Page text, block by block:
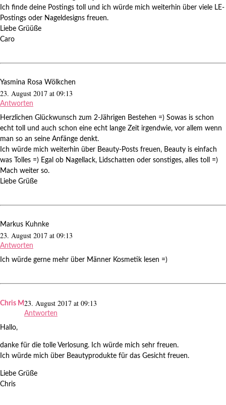
Ich finde deine Postings toll und ich würde mich weiterhin über viele LE-
Postings oder Nageldesigns freuen.
Liebe Grüüße
Caro
Yasmina Rosa Wölkchen
23. August 2017 at 09:13
Antworten
Herzlichen Glückwunsch zum 2-Jährigen Bestehen =) Sowas is schon
echt toll und auch schon eine echt lange Zeit irgendwie, vor allem wenn
man so an seine Anfänge denkt.
Ich würde mich weiterhin über Beauty-Posts freuen, Beauty is einfach
was Tolles =) Egal ob Nagellack, Lidschatten oder sonstiges, alles toll =)
Mach weiter so.
Liebe Grüße
Markus Kuhnke
23. August 2017 at 09:13
Antworten
Ich würde gerne mehr über Männer Kosmetik lesen =)
Chris M23. August 2017 at 09:13
Antworten
Hallo,
danke für die tolle Verlosung. Ich würde mich sehr freuen.
Ich würde mich über Beautyprodukte für das Gesicht freuen.
Liebe Grüße
Chris